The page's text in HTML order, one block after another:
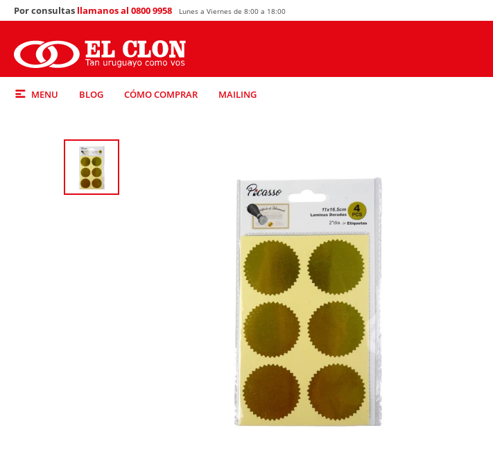
MENU BLOG CÓMO COMPRAR MAILING
Por consultas llamanos al 0800 9958 Lunes a Viernes de 8:00 a 18:00